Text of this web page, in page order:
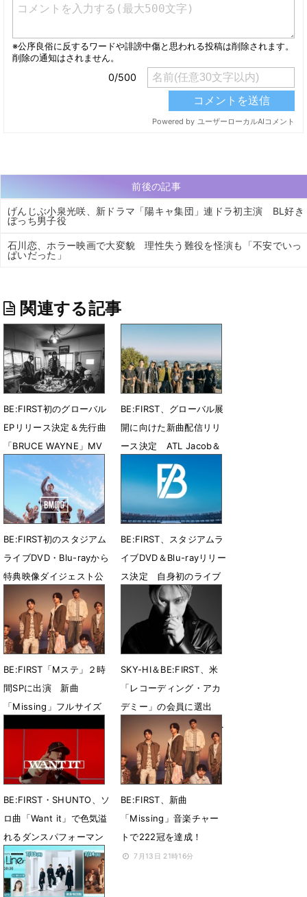
前後の記事
げんじぶ小泉光咲、新ドラマ「陽キャ集団」連ドラ初主演 BL好き
ぼっち男子役
石川恋、ホラー映画で大変貌 理性失う難役を怪演も「不安でいっ
ぱいだった」
関連する記事
BE:FIRST初のグローバル
EPリリース決定＆先行曲
「BRUCE WAYNE」MV
7月31日 23時27分
BE:FIRST、グローバル展
開に向けた新曲配信リリ
ース決定 ATL Jacob＆
Flo Milliとコラボ
7月28日 08時00分
BE:FIRST初のスタジアム
ライブDVD・Blu-rayから
特典映像ダイジェスト公
7月26日 12時42分
BE:FIRST、スタジアムラ
イブDVD＆Blu-rayリリー
ス決定 自身初のライブ
音源CDも収録
7月21日 13時56分
BE:FIRST「Mステ」２時
間SPに出演 新曲
「Missing」フルサイズ
7月18日 11時08分
SKY-HI＆BE:FIRST、米
「レコーディング・アカ
デミー」の会員に選出
「第69回グラミー賞」へ
の投票および出席資格を
獲得
7月16日 10時04分
BE:FIRST・SHUNTO、ソ
ロ曲「Want it」で色気溢
れるダンスパフォーマン
スを披露
7月14日 21時08分
BE:FIRST、新曲
「Missing」音楽チャー
トで222冠を達成！
7月13日 21時16分